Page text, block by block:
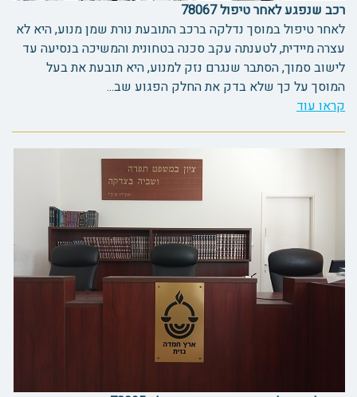
רכב שנפגע לאחר טיפול 78067
לאחר טיפול במוסך נדלקה ברכב התובעת נורת שמן מנוע, היא לא
עצרה מיידית, לטענתה עקב סכנה בטחונית והמשיכה בנסיעה עד
לישוב סמוך, הסתבר שנגרם נזק למנוע, היא תובעת את בעל
המוסך על כך שלא בדק את החלק הפגוע שב...
קראו עוד